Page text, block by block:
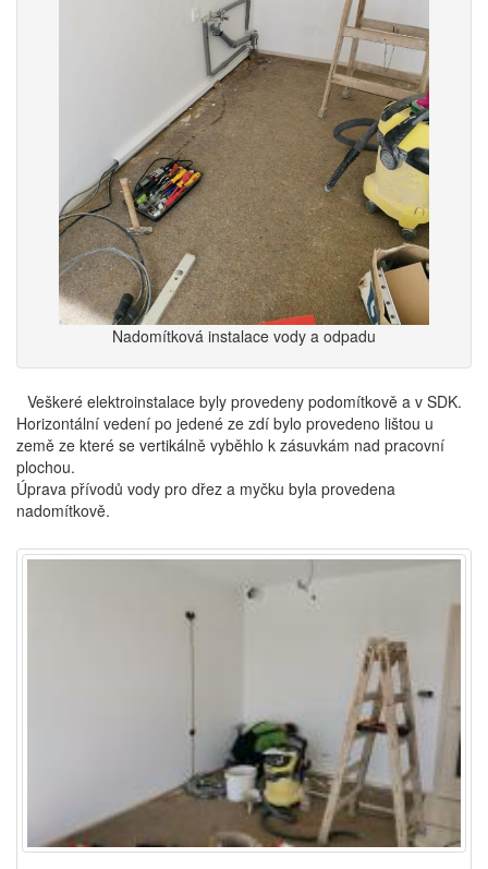
Nadomítková instalace vody a odpadu
Veškeré elektroinstalace byly provedeny podomítkově a v SDK.
Horizontální vedení po jedené ze zdí bylo provedeno lištou u
země ze které se vertikálně vyběhlo k zásuvkám nad pracovní
plochou.
Úprava přívodů vody pro dřez a myčku byla provedena
nadomítkově.